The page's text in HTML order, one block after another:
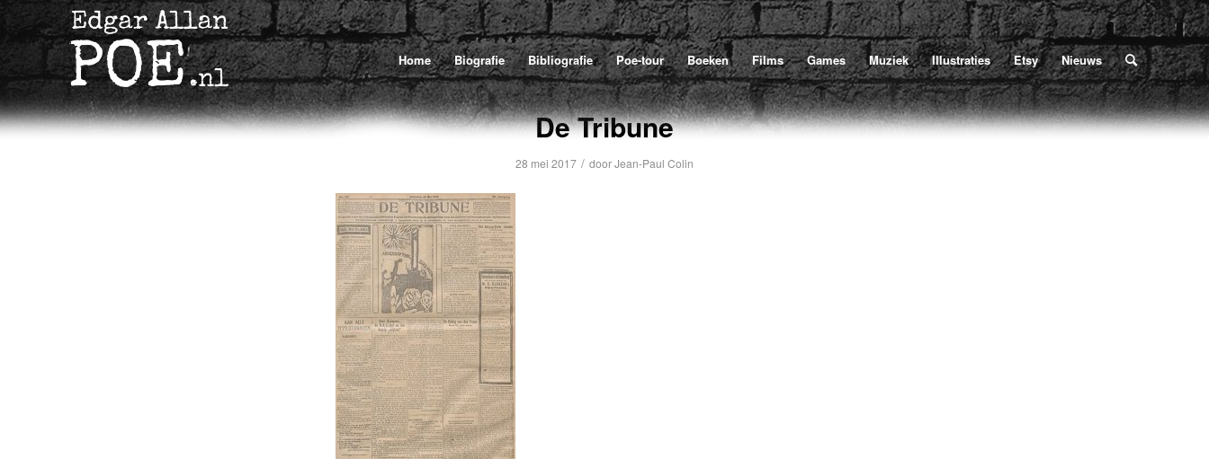
Home Biografie Bibliografie Poe-tour Boeken Films Games Muziek Illustraties Etsy Nieuws
U bevindt zich hier: Home / Poe / De Tribune / De Tribune
De Tribune
28 mei 2017 / doorJean-Paul Colin